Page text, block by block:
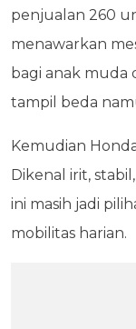
penjualan 260
menawarkan
bagi anak muda
tampil beda
Kemudian
Dikenal irit,
ini masih jadi
mobilitas harian.